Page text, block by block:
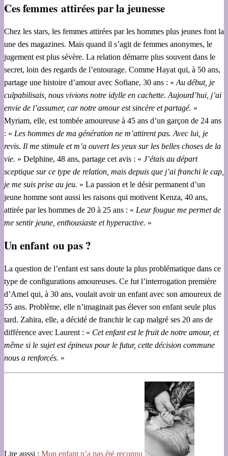
Ces femmes attirées par la jeunesse
Chez les stars, les femmes attirées par les hommes plus jeunes font la
une des magazines. Mais quand il s’agit de femmes anonymes, le
jugement est plus sévère. La relation démarre plus souvent dans le
secret, loin des regards de l’entourage. Comme Hayat qui, à 50 ans,
partage une histoire d’amour avec Sofiane, 30 ans : « Au début, je
culpabilisais, nous vivions notre idylle en cachette. Aujourd’hui, j’ai
envie de l’assumer, car notre amour est sincère et partagé. »
Myriam, elle, est tombée amoureuse à 45 ans d’un garçon de 24 ans
: « Les hommes de ma génération ne m’attirent pas. Avec lui, je
revis. Il me stimule et m’a ouvert les yeux sur les belles choses de la
vie. » Delphine, 48 ans, partage cet avis : « J’étais au départ
sceptique sur ce type de relation, mais depuis que j’ai franchi le cap,
je me suis prise au jeu. » La passion et le désir permanent d’un
jeune homme sont aussi les raisons qui motivent Kenza, 40 ans,
attirée par les hommes de 20 à 25 ans : « Leur fougue me permet de
me sentir jeune, enthousiaste et hyperactive. »
Un enfant ou pas ?
La question de l’enfant est sans doute la plus problématique dans ce
type de configurations amoureuses. Ce fut l’interrogation première
d’Amel qui, à 30 ans, voulait avoir un enfant avec son amoureux de
55 ans. Problème, elle n’imaginait pas élever son enfant seule plus
tard. Zahira, elle, a décidé de franchir le cap malgré ses 20 ans de
différence avec Laurent : « Cet enfant est le fruit de notre amour, et
même si le sujet est épineux pour le futur, cette décision commune
nous a renforcés. »
Lire aussi : Mon enfant n’a pas été reconnu